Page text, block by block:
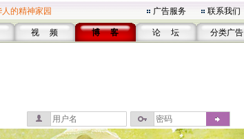
的精神家园 广告服务 联系我们
视 频 博 客 论 坛 分类广告